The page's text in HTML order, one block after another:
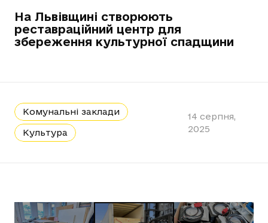
На Львівщині створюють
реставраційний центр для
збереження культурної спадщини
Комунальні заклади
Культура
14 серпня,
2025